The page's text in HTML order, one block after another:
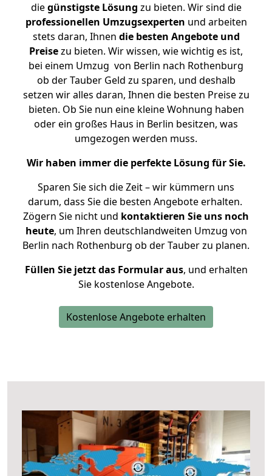
diegünstigste Lösung zu bieten. Wir sind die
professionellen Umzugsexperten und arbeiten
stets daran, Ihnen die besten Angebote und
Preisezu bieten. Wir wissen, wie wichtig es ist,
bei einem Umzug von Berlin nach Rothenburg
ob der Tauber Geld zu sparen, und deshalb
setzen wir alles daran, Ihnen die besten Preise zu
bieten. Ob Sie nun eine kleine Wohnung haben
oder ein großes Haus in Berlin besitzen, was
umgezogen werden muss.
Wir haben immer die perfekte Lösung für Sie.
Sparen Sie sich die Zeit – wir kümmern uns
darum, dass Sie die besten Angebote erhalten.
Zögern Sie nicht und kontaktieren Sie uns noch
heute, um Ihren deutschlandweiten Umzug von
Berlin nach Rothenburg ob der Tauber zu planen.
Füllen Sie jetzt das Formular aus, und erhalten
Sie kostenlose Angebote.
Kostenlose Angebote erhalten